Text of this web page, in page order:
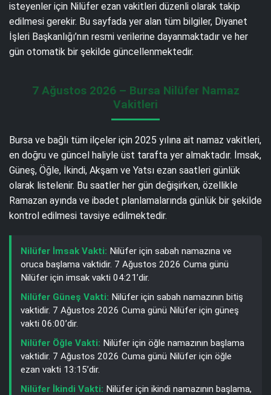
isteyenler için Nilüfer ezan vakitleri düzenli olarak takip
edilmesi gerekir. Bu sayfada yer alan tüm bilgiler, Diyanet
İşleri Başkanlığı’nın resmi verilerine dayanmaktadır ve her
gün otomatik bir şekilde güncellenmektedir.
7 Ağustos 2026 – Bursa Nilüfer Namaz
Vakitleri
Bursa ve bağlı tüm ilçeler için 2025 yılına ait namaz vakitleri,
en doğru ve güncel haliyle üst tarafta yer almaktadır. İmsak,
Güneş, Öğle, İkindi, Akşam ve Yatsı ezan saatleri günlük
olarak listelenir. Bu saatler her gün değişirken, özellikle
Ramazan ayında ve ibadet planlamalarında günlük bir şekilde
kontrol edilmesi tavsiye edilmektedir.
Nilüfer İmsak Vakti: Nilüfer için sabah namazına ve
oruca başlama vaktidir. 7 Ağustos 2026 Cuma günü
Nilüfer için imsak vakti 04:21’dir.
Nilüfer Güneş Vakti: Nilüfer için sabah namazının bitiş
vaktidir. 7 Ağustos 2026 Cuma günü Nilüfer için güneş
vakti 06:00’dir.
Nilüfer Öğle Vakti: Nilüfer için öğle namazının başlama
vaktidir. 7 Ağustos 2026 Cuma günü Nilüfer için öğle
ezan vakti 13:15’dir.
Nilüfer İkindi Vakti: Nilüfer için ikindi namazının başlama,